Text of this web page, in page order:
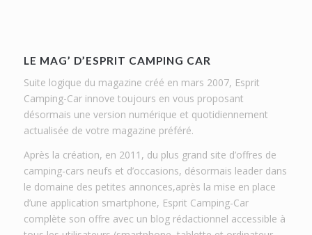
LE MAG’ D’ESPRIT CAMPING CAR
Suite logique du magazine créé en mars 2007, Esprit
Camping-Car innove toujours en vous proposant
désormais une version numérique et quotidiennement
actualisée de votre magazine préféré.
Après la création, en 2011, du plus grand site d’offres de
camping-cars neufs et d’occasions, désormais leader dans
le domaine des petites annonces,après la mise en place
d’une application smartphone, Esprit Camping-Car
complète son offre avec un blog rédactionnel accessible à